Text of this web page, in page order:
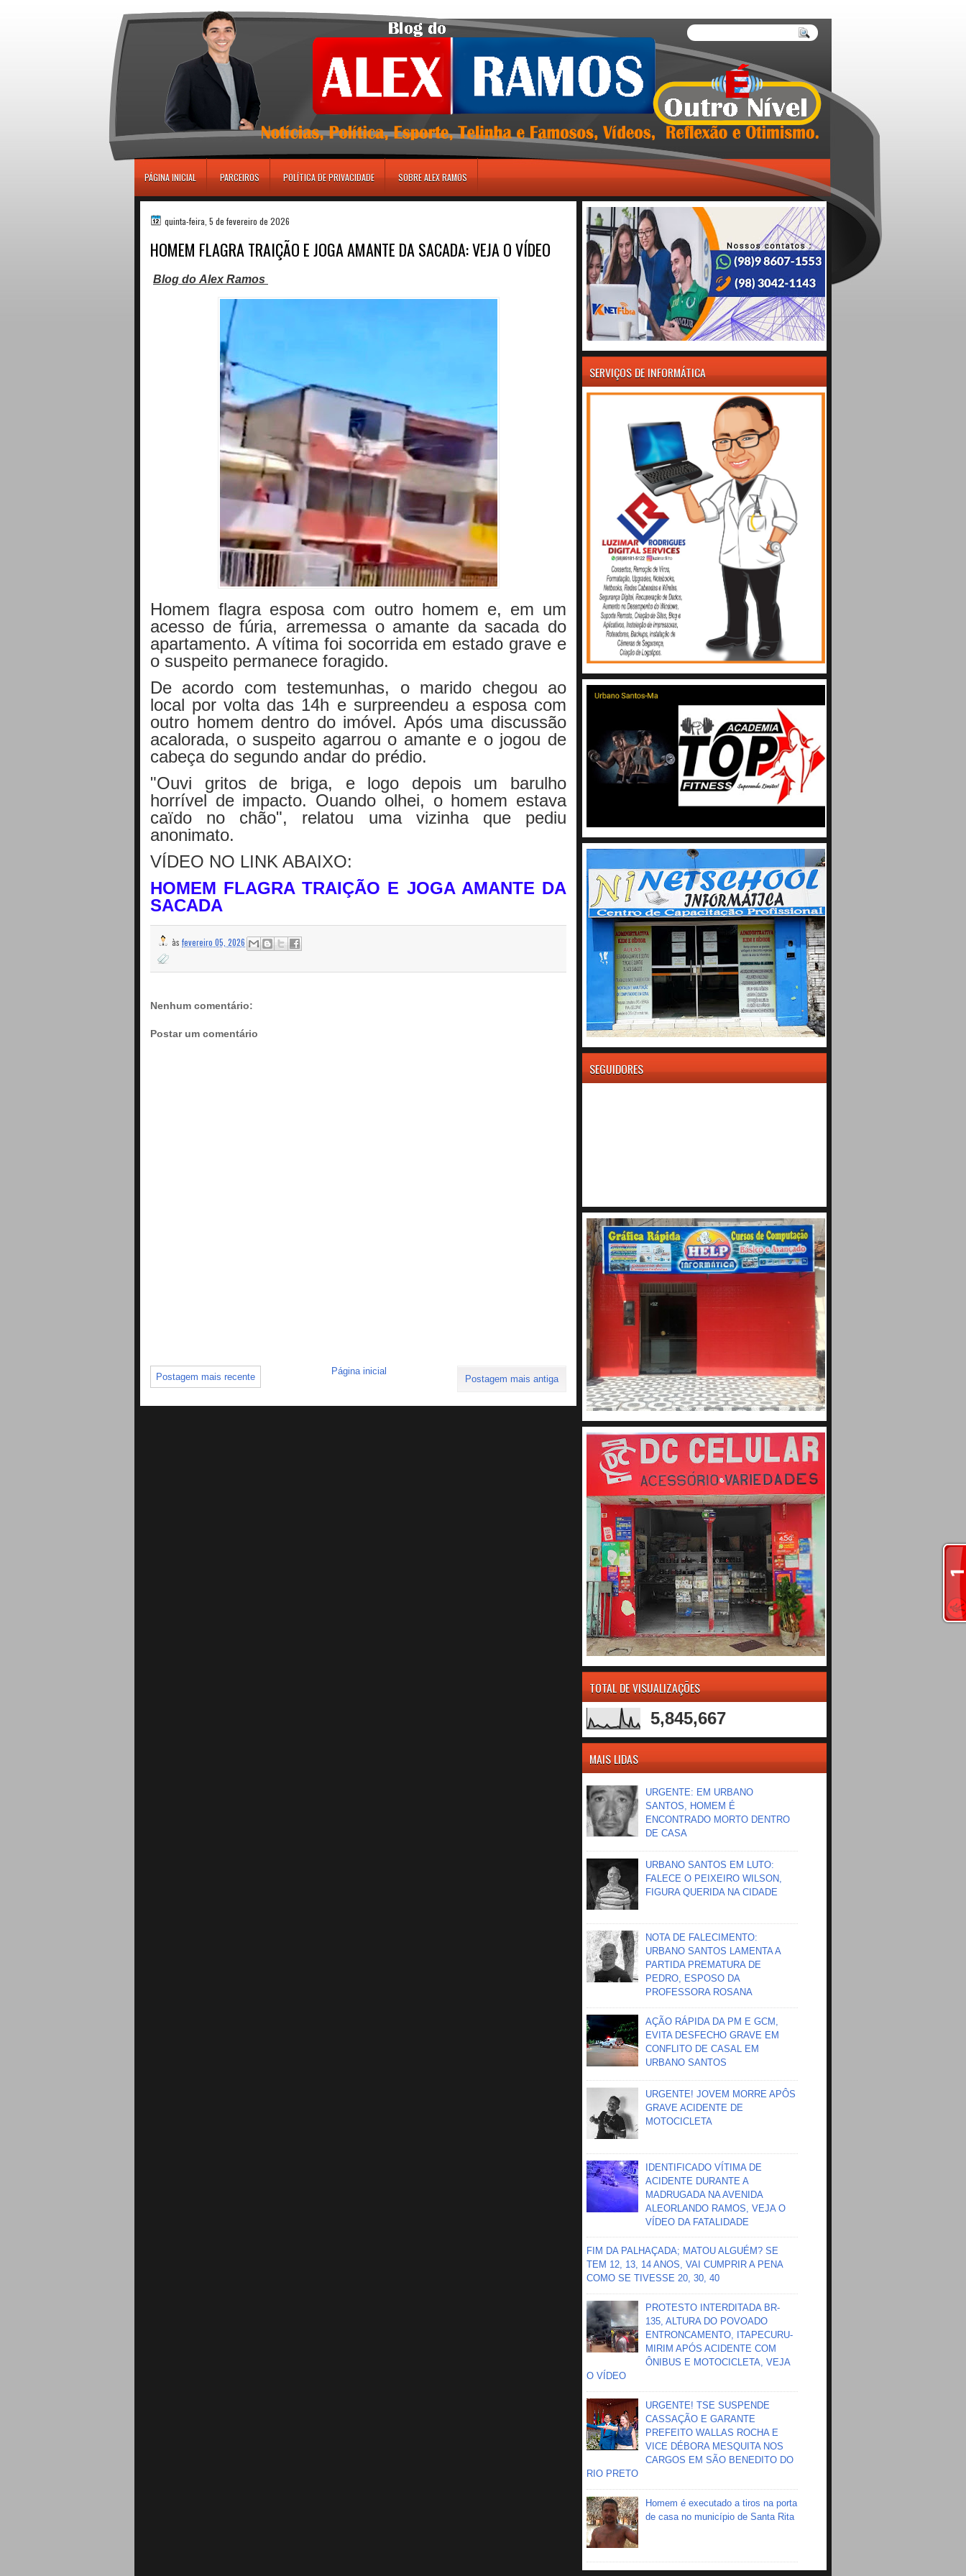
PÁGINA INICIAL PARCEIROS POLÍTICA DE PRIVACIDADE SOBRE ALEX RAMOS
quinta-feira, 5 de fevereiro de 2026
HOMEM FLAGRA TRAIÇÃO E JOGA AMANTE DA SACADA: VEJA O VÍDEO
Blog do Alex Ramos
Homem flagra esposa com outro homem e, em um
acesso de fúria, arremessa o amante da sacada do
apartamento. A vítima foi socorrida em estado grave e
o suspeito permanece foragido.
De acordo com testemunhas, o marido chegou ao
local por volta das 14h e surpreendeu a esposa com
outro homem dentro do imóvel. Após uma discussão
acalorada, o suspeito agarrou o amante e o jogou de
cabeça do segundo andar do prédio.
"Ouvi gritos de briga, e logo depois um barulho
horrível de impacto. Ouando olhei, o homem estava
caïdo no chão", relatou uma vizinha que pediu
anonimato.
VÍDEO NO LINK ABAIXO:
HOMEM FLAGRA TRAIÇÃO E JOGA AMANTE DA
SACADA
às fevereiro 05, 2026
Nenhum comentário:
Postar um comentário
Postagem mais recente Postagem mais antiga
Página inicial
SERVIÇOS DE INFORMÁTICA
SEGUIDORES
TOTAL DE VISUALIZAÇÕES
5,845,667
MAIS LIDAS
URGENTE: EM URBANO
SANTOS, HOMEM É
ENCONTRADO MORTO DENTRO
DE CASA
URBANO SANTOS EM LUTO:
FALECE O PEIXEIRO WILSON,
FIGURA QUERIDA NA CIDADE
NOTA DE FALECIMENTO:
URBANO SANTOS LAMENTA A
PARTIDA PREMATURA DE
PEDRO, ESPOSO DA
PROFESSORA ROSANA
AÇÃO RÁPIDA DA PM E GCM,
EVITA DESFECHO GRAVE EM
CONFLITO DE CASAL EM
URBANO SANTOS
URGENTE! JOVEM MORRE APÔS
GRAVE ACIDENTE DE
MOTOCICLETA
IDENTIFICADO VÍTIMA DE
ACIDENTE DURANTE A
MADRUGADA NA AVENIDA
ALEORLANDO RAMOS, VEJA O
VÍDEO DA FATALIDADE
FIM DA PALHAÇADA; MATOU ALGUÉM? SE
TEM 12, 13, 14 ANOS, VAI CUMPRIR A PENA
COMO SE TIVESSE 20, 30, 40
PROTESTO INTERDITADA BR-
135, ALTURA DO POVOADO
ENTRONCAMENTO, ITAPECURU-
MIRIM APÓS ACIDENTE COM
ÔNIBUS E MOTOCICLETA, VEJA
O VÍDEO
URGENTE! TSE SUSPENDE
CASSAÇÃO E GARANTE
PREFEITO WALLAS ROCHA E
VICE DÉBORA MESQUITA NOS
CARGOS EM SÃO BENEDITO DO
RIO PRETO
Homem é executado a tiros na porta
de casa no município de Santa Rita